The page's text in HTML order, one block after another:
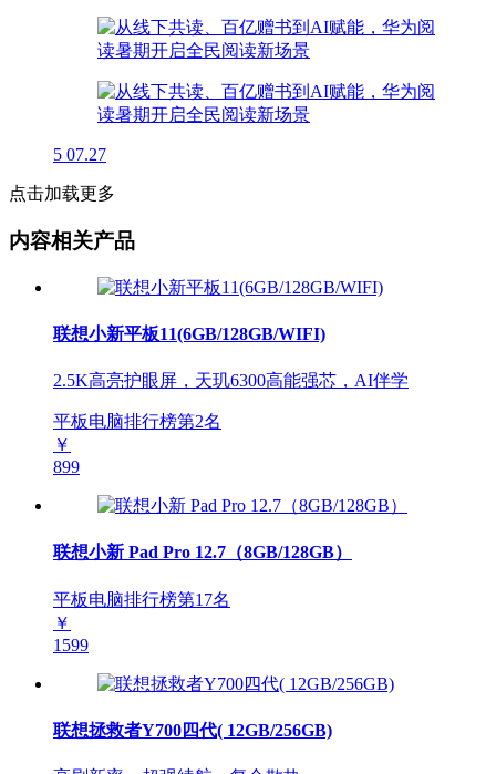
5 07.27
点击加载更多
内容相关产品
联想小新平板11(6GB/128GB/WIFI)
2.5K高亮护眼屏，天玑6300高能强芯，AI伴学
平板电脑排行榜第2名
￥
899
联想小新 Pad Pro 12.7（8GB/128GB）
平板电脑排行榜第17名
￥
1599
联想拯救者Y700四代( 12GB/256GB)